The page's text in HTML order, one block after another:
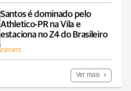
Santos é dominado pelo
Athletico-PR na Vila e
estaciona no Z4 do Brasileiro
ESPORTE
Ver mais